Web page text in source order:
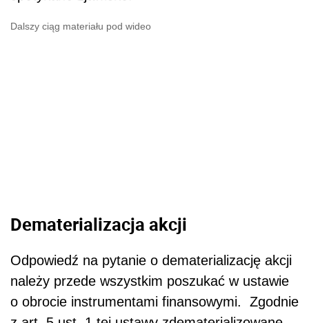
Dalszy ciąg materiału pod wideo
Dematerializacja akcji
Odpowiedź na pytanie o dematerializację akcji
należy przede wszystkim poszukać w ustawie
o obrocie instrumentami finansowymi. Zgodnie